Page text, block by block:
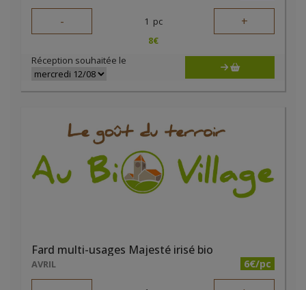
- 1 pc +
8€
Réception souhaitée le
Fard multi-usages Majesté irisé bio
AVRIL 6€/pc